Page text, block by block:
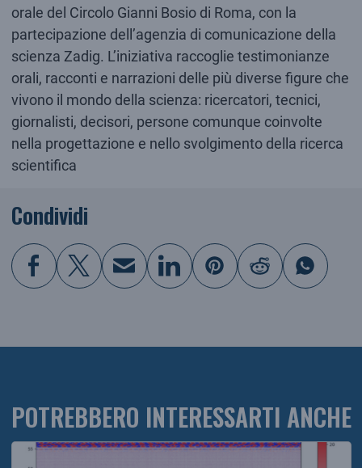
orale del Circolo Gianni Bosio di Roma, con la
partecipazione dell’agenzia di comunicazione della
scienza Zadig. L’iniziativa raccoglie testimonianze
orali, racconti e narrazioni delle più diverse figure che
vivono il mondo della scienza: ricercatori, tecnici,
giornalisti, decisori, persone comunque coinvolte
nella progettazione e nello svolgimento della ricerca
scientifica
Condividi
POTREBBERO INTERESSARTI ANCHE